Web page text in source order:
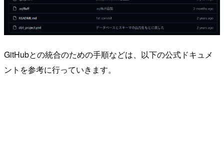
GitHubとの統合のための手順などは、以下の公式ドキュメ
ントを参考に行っていきます。